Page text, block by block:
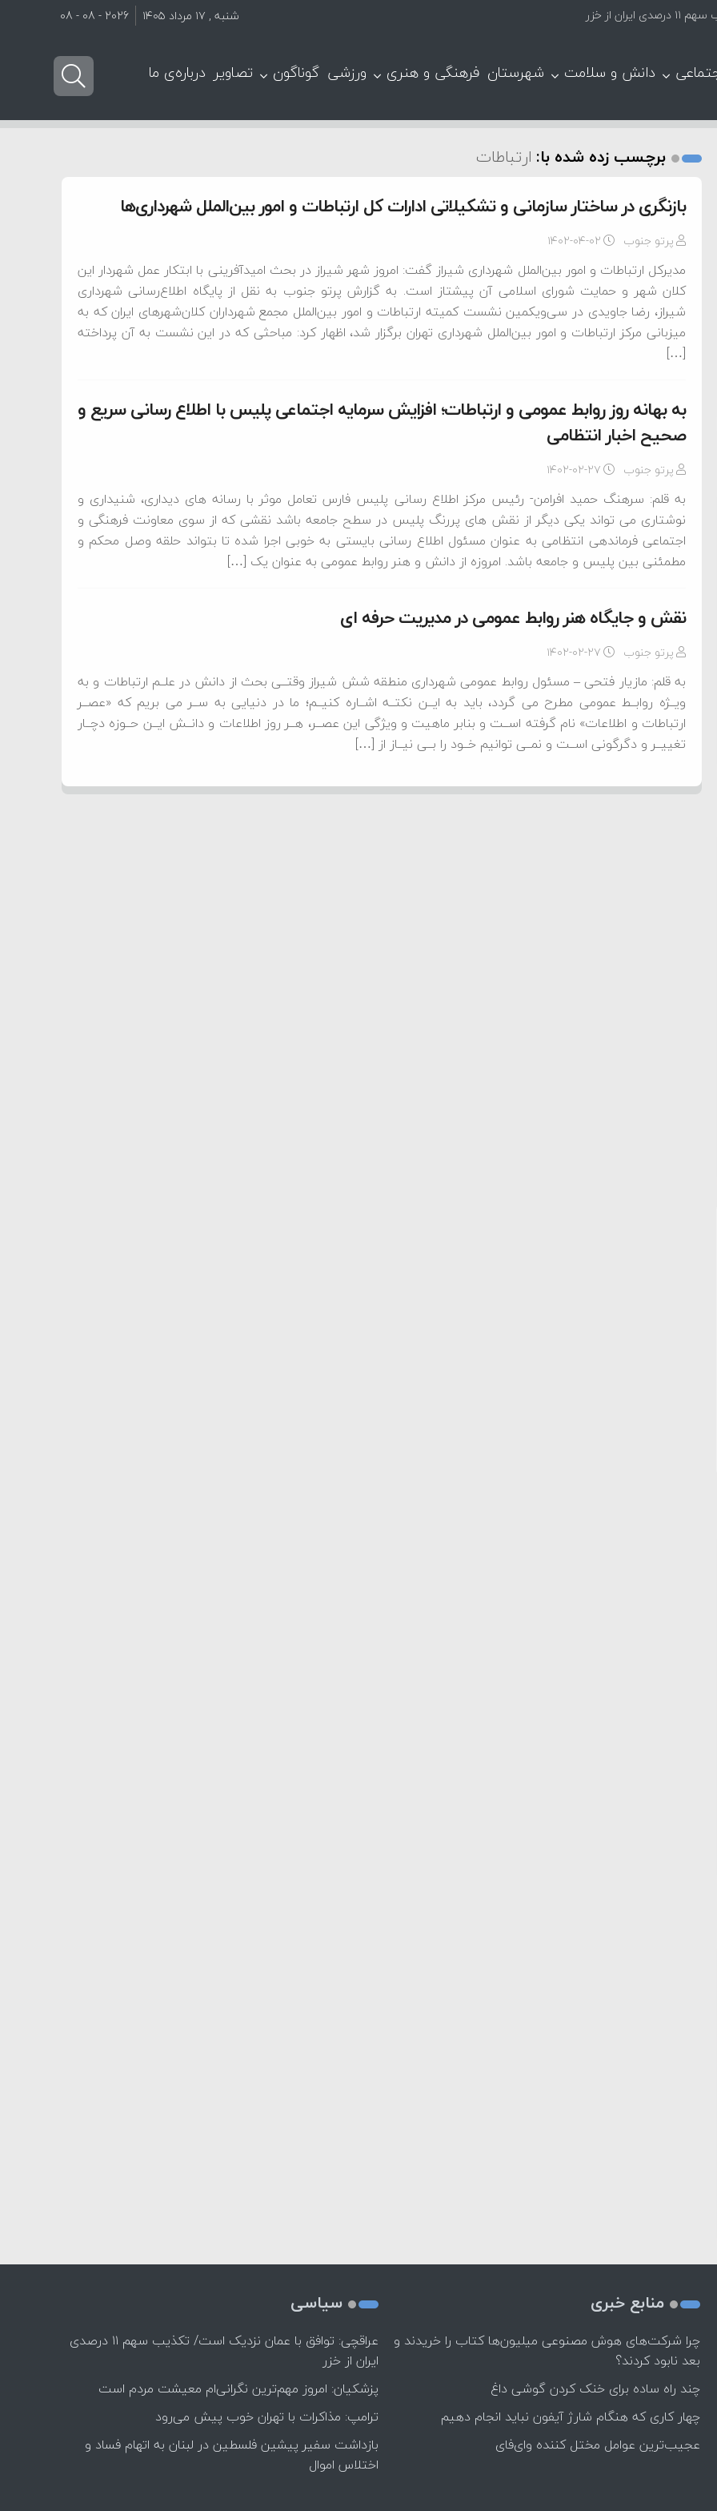
از خزر شنبه , ۱۷ مرداد ۱۴۰۵ 2026 - 08 - 08
دانش و سلامت شهرستان فرهنگی و هنری ورزشی گوناگون تصاویر درباره‌ی ما
برچسب زده شده با: ارتباطات
بازنگری در ساختار سازمانی و تشکیلاتی ادارات کل ارتباطات و امور بین‌‌الملل شهرداری‌ها
پرتو جنوب ۱۴۰۲-۰۴-۰۲
مدیرکل ارتباطات و امور بین‌الملل شهرداری شیراز گفت: امروز شهر شیراز در بحث امیدآفرینی با ابتکار عمل شهردار این
کلان شهر و حمایت شورای اسلامی آن پیشتاز است. به گزارش پرتو جنوب به نقل از پایگاه اطلاع‌رسانی شهرداری
شیراز، رضا جاویدی در سی‌و‌یکمین نشست کمیته ارتباطات و امور بین‌الملل مجمع شهرداران کلان‌شهرهای ایران که به
میزبانی مرکز ارتباطات و امور بین‌الملل شهرداری تهران برگزار شد، اظهار کرد: مباحثی که در این نشست به آن پرداخته
[…]
به بهانه روز روابط عمومی و ارتباطات؛ افزایش سرمایه اجتماعی پلیس با اطلاع رسانی سریع و
صحیح اخبار انتظامی
پرتو جنوب ۱۴۰۲-۰۲-۲۷
به قلم: سرهنگ حمید افرامن- رئیس مرکز اطلاع رسانی پلیس فارس تعامل موثر با رسانه های دیداری، شنیداری و
نوشتاری می تواند یکی دیگر از نقش های پررنگ پلیس در سطح جامعه باشد نقشی که از سوی معاونت فرهنگی و
اجتماعی فرماندهی انتظامی به عنوان مسئول اطلاع رسانی بایستی به خوبی اجرا شده تا بتواند حلقه وصل محکم و
مطمئنی بین پلیس و جامعه باشد. امروزه از دانش و هنر روابط عمومی به عنوان یک […]
نقش و جایگاه هنر روابط عمومی در مدیریت حرفه ای
پرتو جنوب ۱۴۰۲-۰۲-۲۷
به قلم: مازیار فتحی – مسئول روابط عمومی ‌شهرداری منطقه شش شیراز وقتــی بحث از دانش در علــم ارتباطات و به
ویــژه روابــط عمومی مطرح می گردد، باید به ایــن نکتــه اشــاره کنیــم؛ ما در دنیایی به ســر می بریم که «عصــر
ارتباطات و اطلاعات» نام گرفته اســت و بنابر ماهیت و ویژگی این عصــر، هــر روز اطلاعات و دانــش ایــن حــوزه دچــار
تغییــر و دگرگونی اســت و نمــی توانیم خــود را بــی نیــاز از […]
است
فساد و اختلاس اموال
واهی و کذب محض
نشده است
علیه ایران است
با آمریکا
دیوانگی آمریکا داریم
منابع خبری
چرا شرکت‌های هوش مصنوعی میلیون‌ها کتاب را خریدند و
بعد نابود کردند؟
چند راه‌ ساده برای خنک کردن گوشی داغ
چهار کاری که هنگام شارژ آیفون نباید انجام دهیم
عجیب‌ترین عوامل مختل کننده وای‌فای
سیاسی
عراقچی: توافق با عمان نزدیک است/ تکذیب سهم ۱۱ درصدی
ایران از خزر
پزشکیان: امروز مهم‌ترین نگرانی‌ام معیشت مردم است
ترامپ: مذاکرات با تهران خوب پیش می‌رود
بازداشت سفیر پیشین فلسطین در لبنان به اتهام فساد و
اختلاس اموال